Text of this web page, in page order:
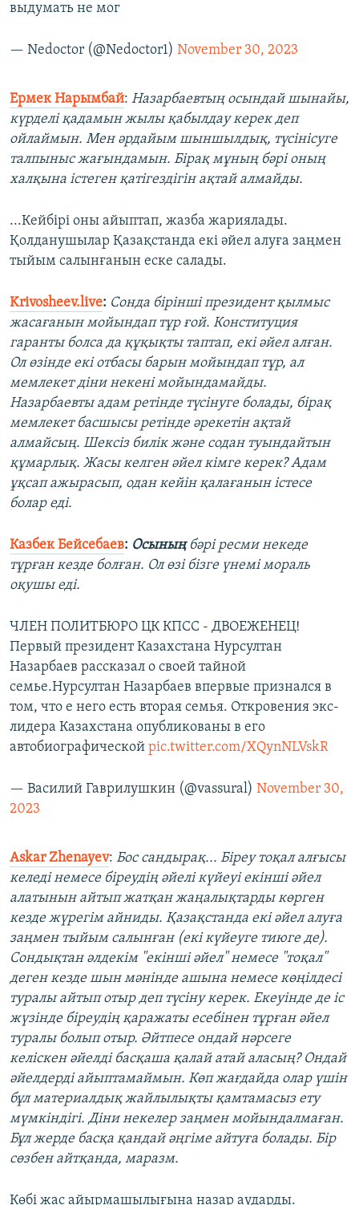
выдумать не мог
— Nedoctor (@Nedoctor1) November 30, 2023
Ермек Нарымбай: Назарбаевтың осындай шынайы,
күрделі қадамын жылы қабылдау керек деп
ойлаймын. Мен әрдайым шыншылдық, түсінісуге
талпыныс жағындамын. Бірақ мұның бәрі оның
халқына істеген қатігездігін ақтай алмайды.
...Кейбірі оны айыптап, жазба жариялады.
Қолданушылар Қазақстанда екі әйел алуға заңмен
тыйым салынғанын еске салады.
Krivosheev.live: Сонда бірінші президент қылмыс
жасағанын мойындап тұр ғой. Конституция
гаранты болса да құқықты таптап, екі әйел алған.
Ол өзінде екі отбасы барын мойындап тұр, ал
мемлекет діни некені мойындамайды.
Назарбаевты адам ретінде түсінуге болады, бірақ
мемлекет басшысы ретінде әрекетін ақтай
алмайсың. Шексіз билік және содан туындайтын
құмарлық. Жасы келген әйел кімге керек? Адам
ұқсап ажырасып, одан кейін қалағанын істесе
болар еді.
Казбек Бейсебаев: Осының бәрі ресми некеде
тұрған кезде болған. Ол өзі бізге үнемі мораль
оқушы еді.
ЧЛЕН ПОЛИТБЮРО ЦК КПСС - ДВОЕЖЕНЕЦ!
Первый президент Казахстана Нурсултан
Назарбаев рассказал о своей тайной
семье.Нурсултан Назарбаев впервые признался в
том, что е него есть вторая семья. Откровения экс-
лидера Казахстана опубликованы в его
автобиографической pic.twitter.com/XQynNLVskR
— Василий Гаврилушкин (@vassural) November 30,
2023
Askar Zhenayev: Бос сандырақ... Біреу тоқал алғысы
келеді немесе біреудің әйелі күйеуі екінші әйел
алатынын айтып жатқан жаңалықтарды көрген
кезде жүрегім айниды. Қазақстанда екі әйел алуға
заңмен тыйым салынған (екі күйеуге тиюге де).
Сондықтан әлдекім "екінші әйел" немесе "тоқал"
деген кезде шын мәнінде ашына немесе көңілдесі
туралы айтып отыр деп түсіну керек. Екеуінде де іс
жүзінде біреудің қаражаты есебінен тұрған әйел
туралы болып отыр. Әйтпесе ондай нәрсеге
келіскен әйелді басқаша қалай атай аласың? Ондай
әйелдерді айыптамаймын. Көп жағдайда олар үшін
бұл материалдық жайлылықты қамтамасыз ету
мүмкіндігі. Діни некелер заңмен мойындалмаған.
Бұл жерде басқа қандай әңгіме айтуға болады. Бір
сөзбен айтқанда, маразм.
Көбі жас айырмашылығына назар аударды.